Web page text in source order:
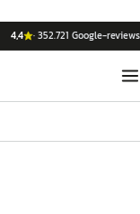
4,4 ·352.721 Google-reviews